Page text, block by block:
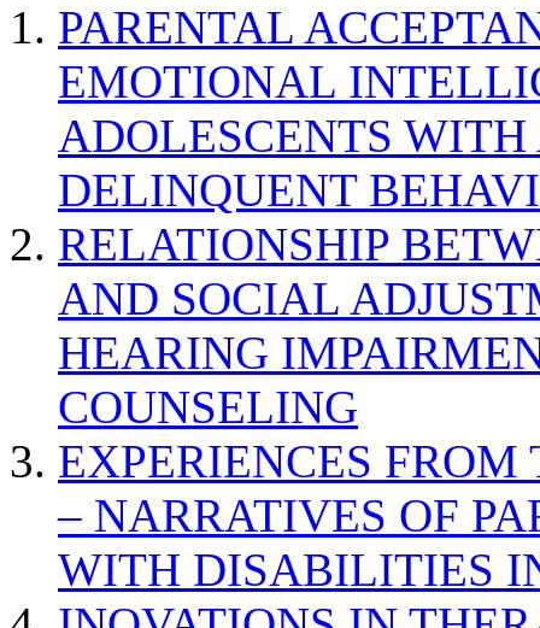
PARENTAL
EMOTIONAL
ADOLESCENTS
DELINQUENT
RELATIONSHIP
AND SOCIAL
HEARING
COUNSELING
EXPERIENCES
– NARRATIVES OF
WITH DISABILITIES